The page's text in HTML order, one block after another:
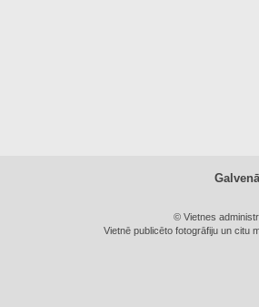
© Vietnes
Vietnē publicēto fotogrāfiju un citu